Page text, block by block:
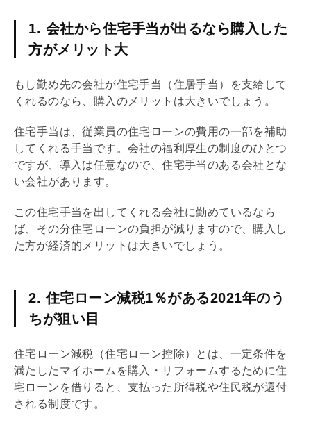
1. 会社から住宅手当が出るなら購入した
方がメリット大
もし勤め先の会社が住宅手当（住居手当）を支給して
くれるのなら、購入のメリットは大きいでしょう。
住宅手当は、従業員の住宅ローンの費用の一部を補助
してくれる手当です。会社の福利厚生の制度のひとつ
ですが、導入は任意なので、住宅手当のある会社とな
い会社があります。
この住宅手当を出してくれる会社に勤めているなら
ば、その分住宅ローンの負担が減りますので、購入し
た方が経済的メリットは大きいでしょう。
2. 住宅ローン減税1％がある2021年のう
ちが狙い目
住宅ローン減税（住宅ローン控除）とは、一定条件を
満たしたマイホームを購入・ リフォームするために住
宅ローン を借りると、支払った所得税や住民税が還付
される制度です。